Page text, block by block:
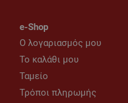
e-Shop
Ο λογαριασμός μου
Το καλάθι μου
Ταμείο
Τρόποι πληρωμής